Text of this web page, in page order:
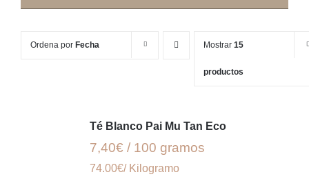
Ordena por Fecha Mostrar 15
productos
Té Blanco Pai Mu Tan Eco
7,40€ / 100 gramos
74.00€/ Kilogramo